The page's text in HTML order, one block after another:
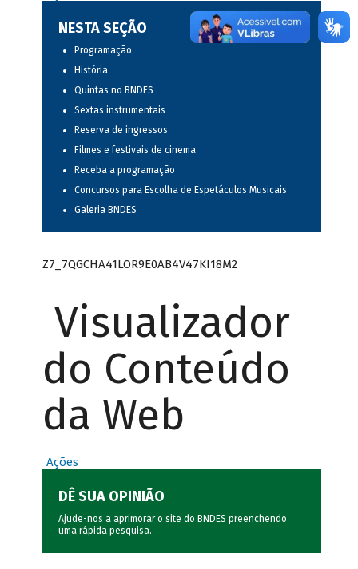
NESTA SEÇÃO
Programação
História
Quintas no BNDES
Sextas instrumentais
Reserva de ingressos
Filmes e festivais de cinema
Receba a programação
Concursos para Escolha de Espetáculos Musicais
Galeria BNDES
Z7_7QGCHA41LOR9E0AB4V47KI18M2
Visualizador
do Conteúdo
da Web
Ações
DÊ SUA OPINIÃO
Ajude-nos a aprimorar o site do BNDES preenchendo
uma rápida pesquisa.